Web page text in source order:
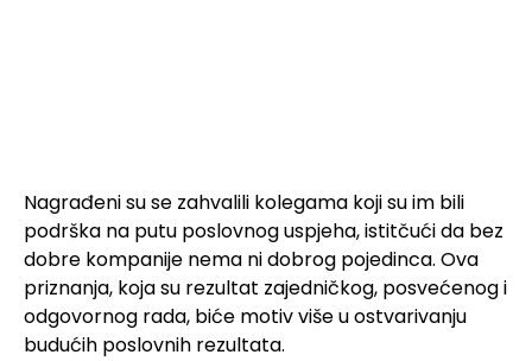
Nagrađeni su se zahvalili kolegama koji su im bili
podrška na putu poslovnog uspjeha, istitčući da bez
dobre kompanije nema ni dobrog pojedinca. Ova
priznanja, koja su rezultat zajedničkog, posvećenog i
odgovornog rada, biće motiv više u ostvarivanju
budućih poslovnih rezultata.